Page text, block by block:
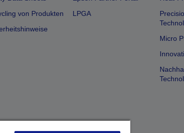
von Produkten
LPGA
Micro